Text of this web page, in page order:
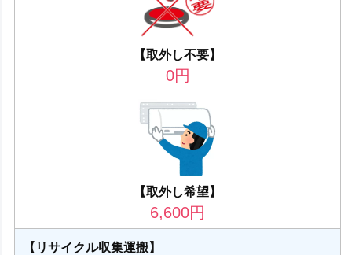
【取外し不要】
0円
【取外し希望】
6,600円
【リサイクル収集運搬】